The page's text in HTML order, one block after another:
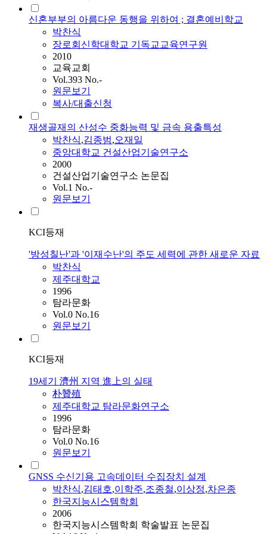
신혼부부의 아름다운 동행을 위하여 ; 결혼예비학교
박찬식
장로회신학대학교 기독교교육연구원
2010
교육교회
Vol.393 No.-
원문보기
복사/대출신청
재생골재의 산성수 중화능력 및 금속 용출특성
박찬식,김종범,오재일
중앙대학교 건설산업기술연구소
2000
건설산업기술연구소 논문집
Vol.1 No.-
원문보기
KCI등재
'방성칠난'과 '이재수난'의 주도 세력에 관한 새로운 자료
박찬식
제주대학교
1996
탐라문화
Vol.0 No.16
원문보기
KCI등재
19세기 濟州 지역 進上의 실태
朴贊殖
제주대학교 탐라문화연구소
1996
탐라문화
Vol.0 No.16
원문보기
GNSS 수신기용 고속데이터 수집장치 설계
박찬식,김태호,이학주,조종철,이상정,차은종
한국지능시스템학회
2006
한국지능시스템학회 학술발표 논문집